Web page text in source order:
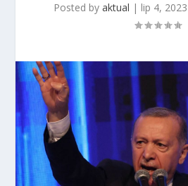
Posted by aktual | lip 4, 2023